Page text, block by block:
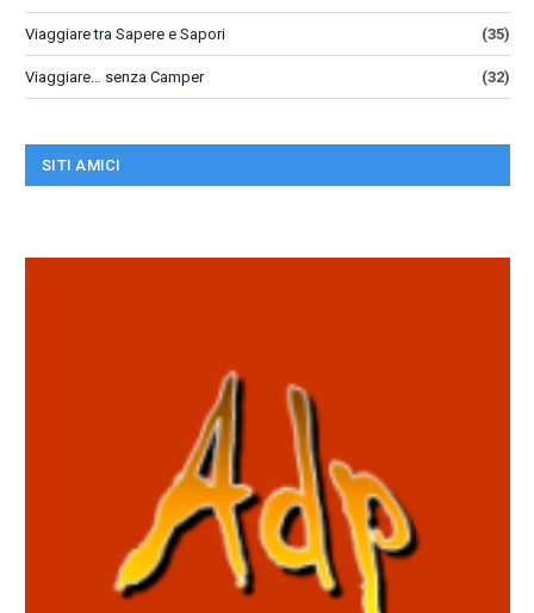
Viaggiare tra Sapere e Sapori (35)
Viaggiare… senza Camper (32)
SITI AMICI